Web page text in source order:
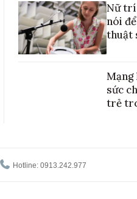
Nữ trí
nói
thuật
Mạng
sức
trẻ
Hotline: 0913.242.977